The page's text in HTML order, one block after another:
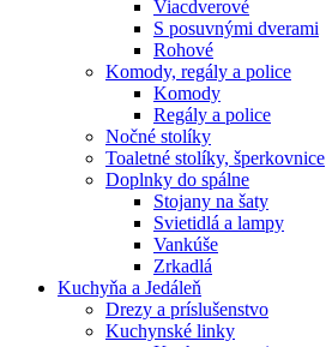
Viacdverové
S posuvnými dverami
Rohové
Komody, regály a police
Komody
Regály a police
Nočné stolíky
Toaletné stolíky, šperkovnice
Doplnky do spálne
Stojany na šaty
Svietidlá a lampy
Vankúše
Zrkadlá
Kuchyňa a Jedáleň
Drezy a príslušenstvo
Kuchynské linky